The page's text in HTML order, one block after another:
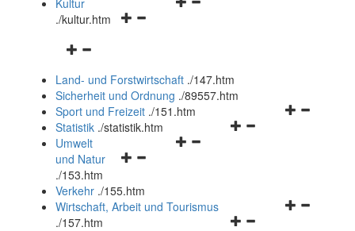
Navigationsmenü
Kultur
./kultur.htm
Navigationsmenü
und
schließen
Land- und Forstwirtschaft ./147.htm
Sicherheit und Ordnung ./89557.htm
Navigationsmenü
Sport und Freizeit ./151.htm
Navigationsmenü
Statistik ./statistik.htm
Navigationsmenü
und
schließen
Umwelt
und Natur
./153.htm
Verkehr ./155.htm
Navigationsmenü
Wirtschaft, Arbeit und Tourismus
./157.htm